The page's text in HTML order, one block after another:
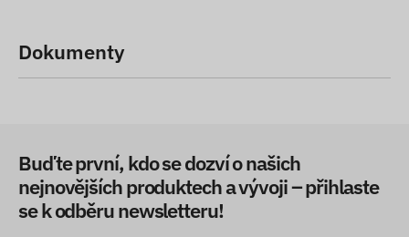
Dokumenty
Buďte první, kdo se dozví o našich
nejnovějších produktech a vývoji – přihlaste
se k odběru newsletteru!